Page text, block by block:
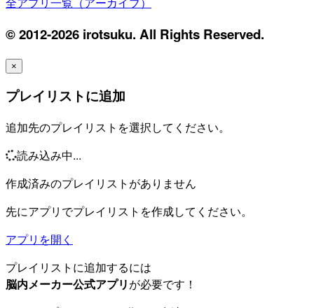
© 2012-2026 irotsuku. All Rights Reserved.
×
プレイリストに追加
追加先のプレイリストを選択してください。
読み込み中...
作成済みのプレイリストがありません
先にアプリでプレイリストを作成してください。
アプリを開く
プレイリストに追加するには
脳内メーカー公式アプリが必要です！